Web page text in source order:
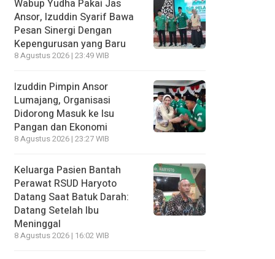
Wabup Yudha Pakai Jas
Ansor, Izuddin Syarif Bawa
Pesan Sinergi Dengan
Kepengurusan yang Baru
8 Agustus 2026 | 23:49 WIB
Izuddin Pimpin Ansor
Lumajang, Organisasi
Didorong Masuk ke Isu
Pangan dan Ekonomi
8 Agustus 2026 | 23:27 WIB
Keluarga Pasien Bantah
Perawat RSUD Haryoto
Datang Saat Batuk Darah:
Datang Setelah Ibu
Meninggal
8 Agustus 2026 | 16:02 WIB